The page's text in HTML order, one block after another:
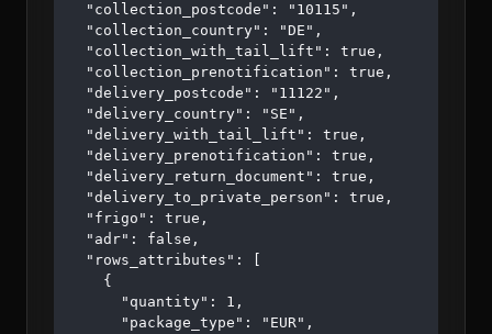
  "collection_postcode": "10115",
  "collection_country": "DE",
  "collection_with_tail_lift": true,
  "collection_prenotification": true,
  "delivery_postcode": "11122",
  "delivery_country": "SE",
  "delivery_with_tail_lift": true,
  "delivery_prenotification": true,
  "delivery_return_document": true,
  "delivery_to_private_person": true,
  "frigo": true,
  "adr": false,
  "rows_attributes": [
    {
      "quantity": 1,
      "package_type": "EUR",